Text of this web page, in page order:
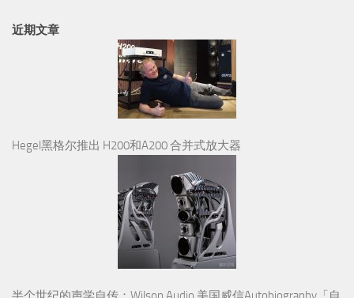
近期文章
Hegel黑格尔推出 H200和A200 合并式放大器